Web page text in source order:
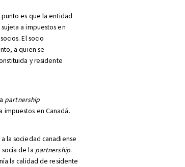
punto es que la entidad
a impuestos en
El socio
a quien se
y residente
partnership
impuestos en Canadá.
la sociedad canadiense
de la partnership.
la calidad de residente